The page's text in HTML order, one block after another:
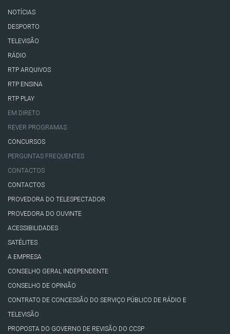
NOTÍCIAS
DESPORTO
TELEVISÃO
RÁDIO
RTP ARQUIVOS
RTP ENSINA
RTP PLAY
EM DIRETO
REVER PROGRAMAS
CONCURSOS
PERGUNTAS FREQUENTES
CONTACTOS
CONTACTOS
PROVEDORA DO TELESPECTADOR
PROVEDORA DO OUVINTE
ACESSIBILIDADES
SATÉLITES
A EMPRESA
CONSELHO GERAL INDEPENDENTE
CONSELHO DE OPINIÃO
CONTRATO DE CONCESSÃO DO SERVIÇO PÚBLICO DE RÁDIO E
TELEVISÃO
PROPOSTA DO GOVERNO DE REVISÃO DO CCSP